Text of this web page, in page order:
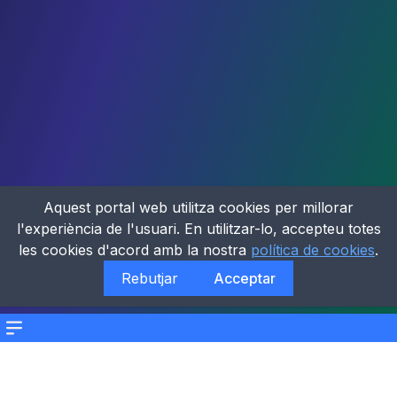
Menu
Aquest portal web utilitza cookies per millorar
l'experiència de l'usuari. En utilitzar-lo, accepteu totes
les cookies d'acord amb la nostra política de cookies.
Rebutjar
Acceptar